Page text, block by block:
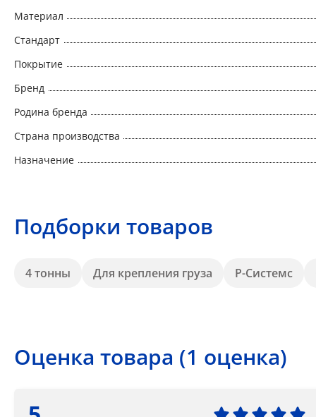
Материал
Стандарт
Покрытие
Бренд
Родина бренда
Страна производства
Назначение
Подборки товаров
4 тонны Для крепления груза Р-Системс
Оценка товара (1 оценка)